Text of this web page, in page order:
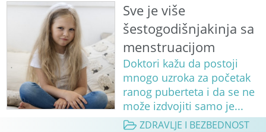
Sve je više
šestogodišnjakinja sa
menstruacijom
Doktori kažu da postoji
mnogo uzroka za početak
ranog puberteta i da se ne
može izdvojiti samo je...
ZDRAVLJE I BEZBEDNOST